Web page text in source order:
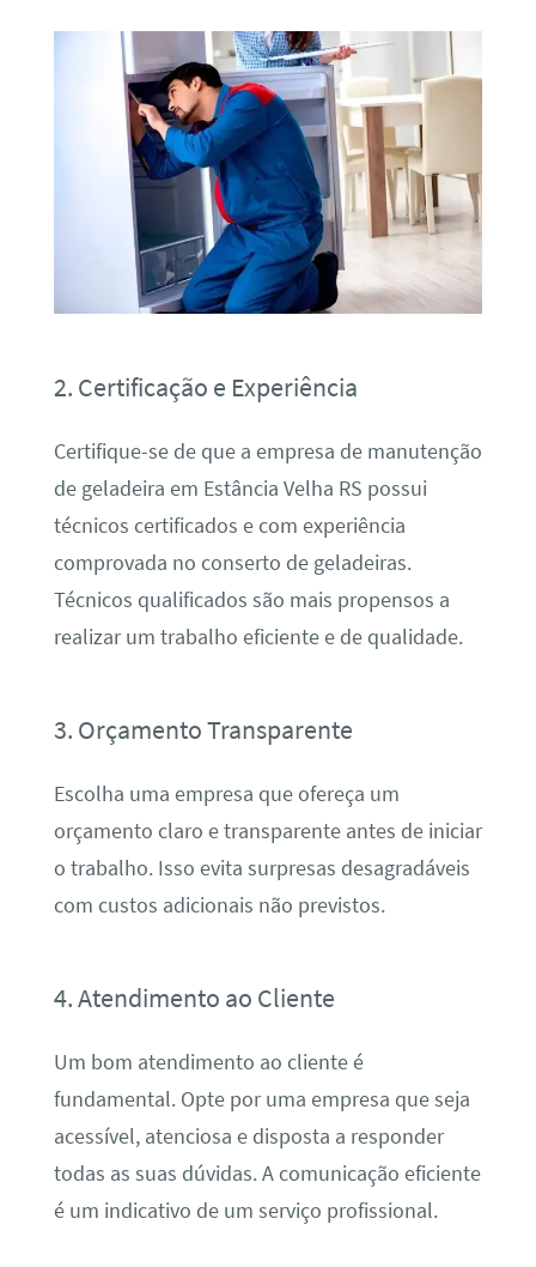
2. Certificação e Experiência
Certifique-se de que a empresa de manutenção
de geladeira em Estância Velha RS possui
técnicos certificados e com experiência
comprovada no conserto de geladeiras.
Técnicos qualificados são mais propensos a
realizar um trabalho eficiente e de qualidade.
3. Orçamento Transparente
Escolha uma empresa que ofereça um
orçamento claro e transparente antes de iniciar
o trabalho. Isso evita surpresas desagradáveis
com custos adicionais não previstos.
4. Atendimento ao Cliente
Um bom atendimento ao cliente é
fundamental. Opte por uma empresa que seja
acessível, atenciosa e disposta a responder
todas as suas dúvidas. A comunicação eficiente
é um indicativo de um serviço profissional.